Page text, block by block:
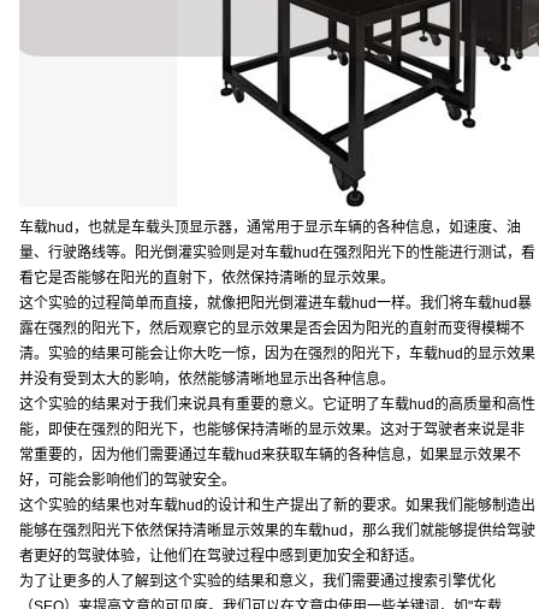
车载hud，也就是车载头顶显示器，通常用于显示车辆的各种信息，如速度、油
量、行驶路线等。阳光倒灌实验则是对车载hud在强烈阳光下的性能进行测试，看
看它是否能够在阳光的直射下，依然保持清晰的显示效果。
这个实验的过程简单而直接，就像把阳光倒灌进车载hud一样。我们将车载hud暴
露在强烈的阳光下，然后观察它的显示效果是否会因为阳光的直射而变得模糊不
清。实验的结果可能会让你大吃一惊，因为在强烈的阳光下，车载hud的显示效果
并没有受到太大的影响，依然能够清晰地显示出各种信息。
这个实验的结果对于我们来说具有重要的意义。它证明了车载hud的高质量和高性
能，即使在强烈的阳光下，也能够保持清晰的显示效果。这对于驾驶者来说是非
常重要的，因为他们需要通过车载hud来获取车辆的各种信息，如果显示效果不
好，可能会影响他们的驾驶安全。
这个实验的结果也对车载hud的设计和生产提出了新的要求。如果我们能够制造出
能够在强烈阳光下依然保持清晰显示效果的车载hud，那么我们就能够提供给驾驶
者更好的驾驶体验，让他们在驾驶过程中感到更加安全和舒适。
为了让更多的人了解到这个实验的结果和意义，我们需要通过搜索引擎优化